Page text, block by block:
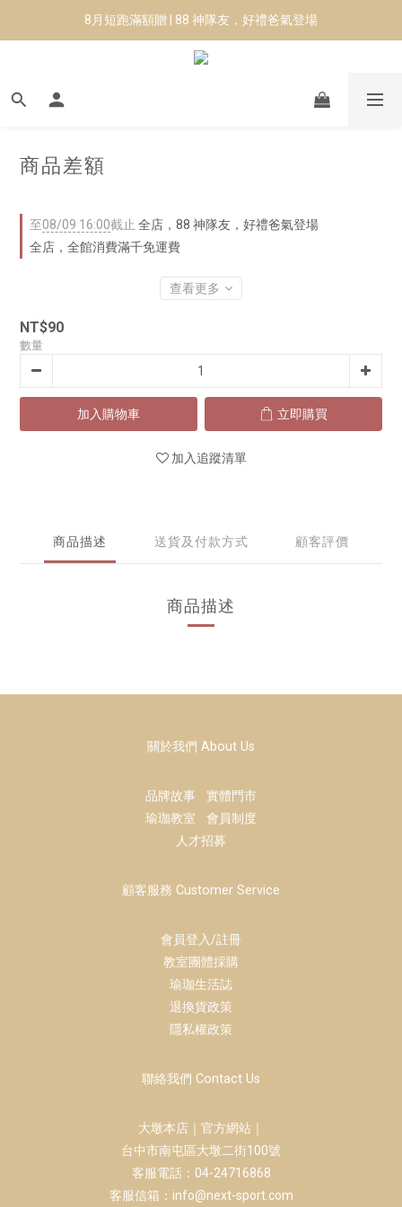
8月短跑滿額贈 | 88 神隊友，好禮爸氣登場
8月短跑滿額贈 | 88 神隊友，好禮爸氣登場
✨CURARING-韓國多功能深層按摩環｜新品預購88折！✨
Manduka-跟著青蛙去旅行｜快閃第二站-台南
商品差額
至08/09 16:00截止 全店，88 神隊友，好禮爸氣登場
全店，全館消費滿千免運費
查看更多
NT$90
數量
加入購物車 立即購買
加入追蹤清單
商品描述 送貨及付款方式 顧客評價
商品描述
關於我們 About Us
品牌故事 實體門市
瑜珈教室 會員制度
人才招募
顧客服務 Customer Service
會員登入/註冊
教室團體採購
瑜珈生活誌
退換貨政策
隱私權政策
聯絡我們 Contact Us
大墩本店｜官方網站｜
台中市南屯區大墩二街100號
客服電話：04-24716868
客服信箱：info@next-sport.com